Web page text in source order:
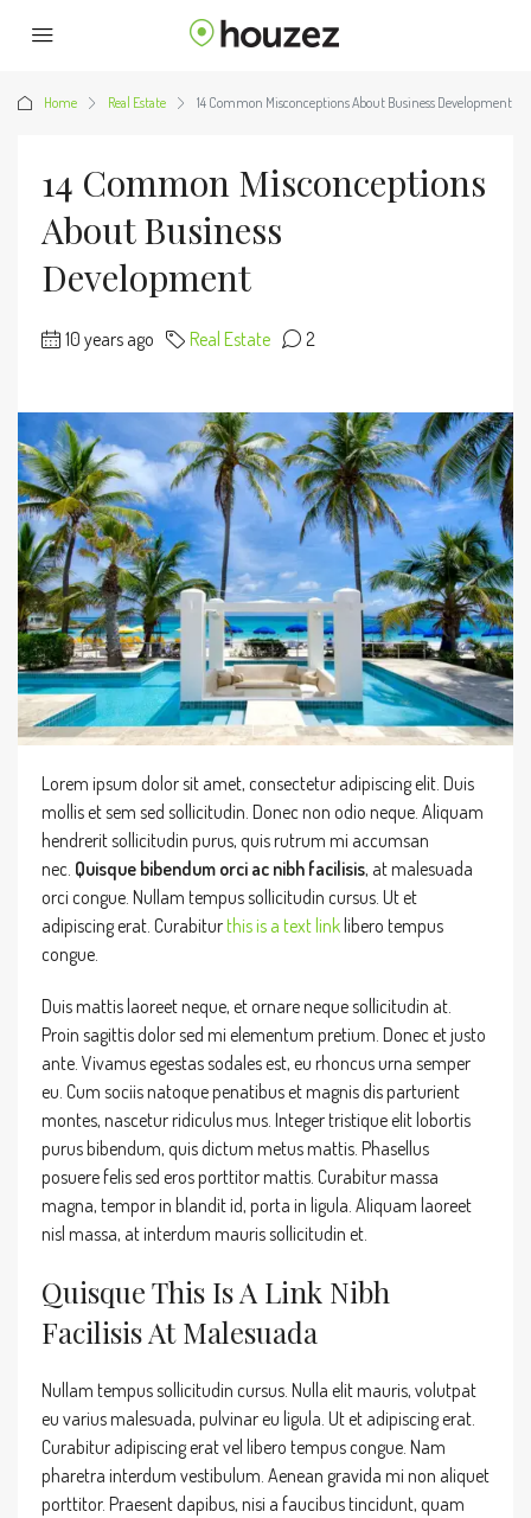
Home Real Estate 14 Common Misconceptions About Business Development
14 Common Misconceptions
About Business
Development
10 years ago Real Estate 2
Lorem ipsum dolor sit amet, consectetur adipiscing elit. Duis
mollis et sem sed sollicitudin. Donec non odio neque. Aliquam
hendrerit sollicitudin purus, quis rutrum mi accumsan
nec. Quisque bibendum orci ac nibh facilisis, at malesuada
orci congue. Nullam tempus sollicitudin cursus. Ut et
adipiscing erat. Curabiturthis is a text linklibero tempus
congue.
Duis mattis laoreet neque, et ornare neque sollicitudin at.
Proin sagittis dolor sed mi elementum pretium. Donec et justo
ante. Vivamus egestas sodales est, eu rhoncus urna semper
eu. Cum sociis natoque penatibus et magnis dis parturient
montes, nascetur ridiculus mus. Integer tristique elit lobortis
purus bibendum, quis dictum metus mattis. Phasellus
posuere felis sed eros porttitor mattis. Curabitur massa
magna, tempor in blandit id, porta in ligula. Aliquam laoreet
nisl massa, at interdum mauris sollicitudin et.
Quisque This Is A Link Nibh
Facilisis At Malesuada
Nullam tempus sollicitudin cursus. Nulla elit mauris, volutpat
eu varius malesuada, pulvinar eu ligula. Ut et adipiscing erat.
Curabitur adipiscing erat vel libero tempus congue. Nam
pharetra interdum vestibulum. Aenean gravida mi non aliquet
porttitor. Praesent dapibus, nisi a faucibus tincidunt, quam